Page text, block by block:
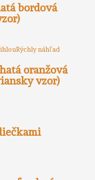
bordová
Rýchly náhľad
oranžová
vzor)